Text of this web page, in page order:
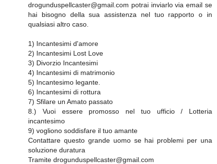
drogunduspellcaster@gmail.com potrai inviarlo via email se
hai bisogno della sua assistenza nel tuo rapporto o in
qualsiasi altro caso.
1) Incantesimi d'amore
2) Incantesimi Lost Love
3) Divorzio Incantesimi
4) Incantesimi di matrimonio
5) Incantesimo legante.
6) Incantesimi di rottura
7) Sfilare un Amato passato
8.) Vuoi essere promosso nel tuo ufficio / Lotteria
incantesimo
9) vogliono soddisfare il tuo amante
Contattare questo grande uomo se hai problemi per una
soluzione duratura
Tramite drogunduspellcaster@gmail.com